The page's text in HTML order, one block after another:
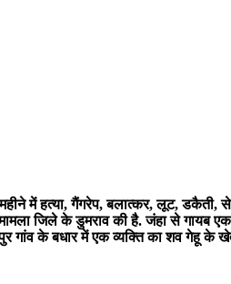
में हत्या, गैंगरेप, बलात्कर, लूट,
जिले के डुमराव की है. जंहा से गायब
गांव के बधार में एक व्यक्ति का शव गेहू के